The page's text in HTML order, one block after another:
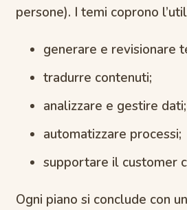
persone). I temi coprono
generare e revisionare
tradurre contenuti;
analizzare e gestire dati;
automatizzare processi;
supportare il customer
Ogni piano si conclude con